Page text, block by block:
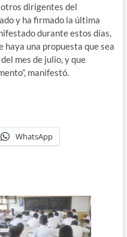
dirigentes del
y ha firmado la última
durante estos días,
haya una propuesta que sea
mes de julio, y que
manifestó.
WhatsApp